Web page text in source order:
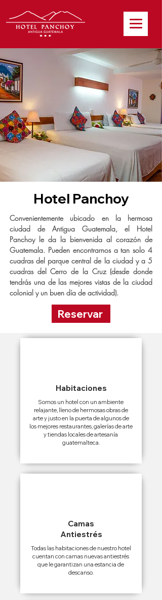
Hotel Panchoy
Convenientemente ubicado en la hermosa
ciudad de Antigua Guatemala, el Hotel
Panchoy le da la bienvenida al corazón de
Guatemala. Pueden encontrarnos a tan solo 4
cuadras del parque central de la ciudad y a 5
cuadras del Cerro de la Cruz (desde donde
tendrás una de las mejores vistas de la ciudad
colonial y un buen día de actividad).
Reservar
Habitaciones
Somos un hotel con un ambiente
relajante, lleno de hermosas obras de
arte y justo en la puerta de algunos de
los mejores restaurantes, galerías de arte
y tiendas locales de artesanía
guatemalteca.
Camas
Antiestrés
Todas las habitaciones de nuestro hotel
cuentan con camas nuevas antiestrés
que le garantizan una estancia de
descanso.